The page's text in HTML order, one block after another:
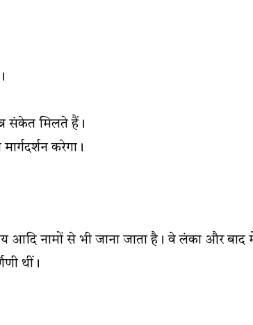
संकेत मिलते हैं।
करेगा।
आदि नामों से भी जाना जाता है। वे लंका और बाद
थीं।